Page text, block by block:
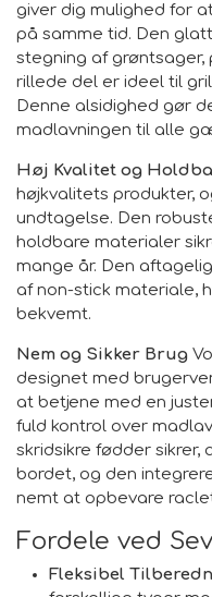
giver dig mulighed for
på samme tid. Den
stegning af
rillede del er ideel til
Denne alsidighed gør
madlavningen til alle
Høj Kvalitet og
højkvalitets produkter,
undtagelse. Den
holdbare materialer
mange år. Den
af non-stick materiale,
bekvemt.
Nem og Sikker Brug
designet med
at betjene med en
fuld kontrol over
skridsikre fødder
bordet, og den
nemt at opbevare
Fordele ved
Fleksibel